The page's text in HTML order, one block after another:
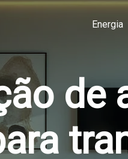
Energia
de